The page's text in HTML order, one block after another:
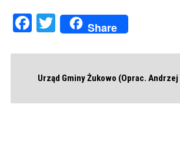
Facebook
Twitter
Share
Urząd Gminy Żukowo (Oprac.